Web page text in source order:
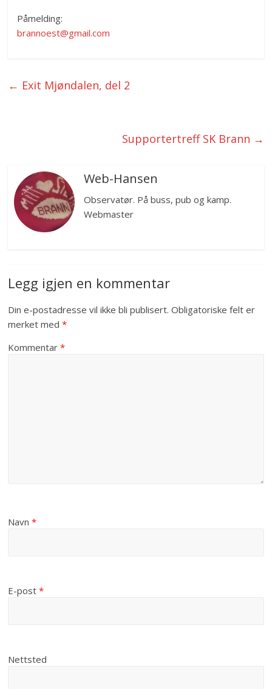
Påmelding:
brannoest@gmail.com
← Exit Mjøndalen, del 2
Supportertreff SK Brann →
Web-Hansen
Observatør. På buss, pub og kamp.
Webmaster
Legg igjen en kommentar
Din e-postadresse vil ikke bli publisert. Obligatoriske felt er
merket med*
Kommentar*
Navn*
E-post*
Nettsted